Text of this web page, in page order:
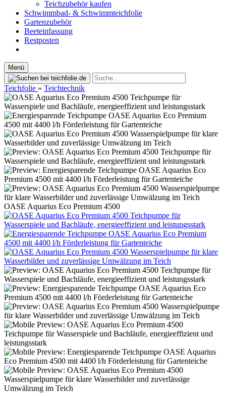
Teichzubehör kaufen
Schwimmbad- & Schwimmteichfolie
Gartenzubehör
Beeteinfassung
Restposten
Menü
Teichfolie » Teichtechnik
OASE Aquarius Eco Premium 4500